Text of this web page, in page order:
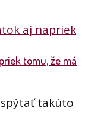
tomu, že má
spýtať takúto